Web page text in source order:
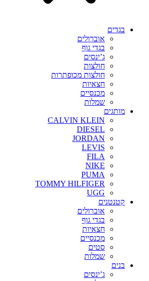
בגדים
אוברולים
בגדי גוף
ג’ינסים
חולצות
חולצות מכופתרות
חצאיות
מכנסיים
שמלות
מותגים
CALVIN KLEIN
DIESEL
JORDAN
LEVIS
FILA
NIKE
PUMA
TOMMY HILFIGER
UGG
קטנטנים
אוברולים
בגדי גוף
חצאיות
מכנסיים
סטים
שמלות
בנים
ג’ינסים